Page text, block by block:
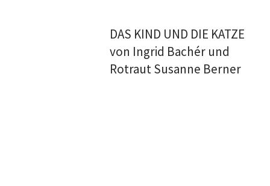
DAS KIND UND DIE KATZE
von Ingrid Bachér und
Rotraut Susanne Berner